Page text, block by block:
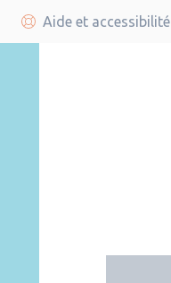
Aide et accessibilité